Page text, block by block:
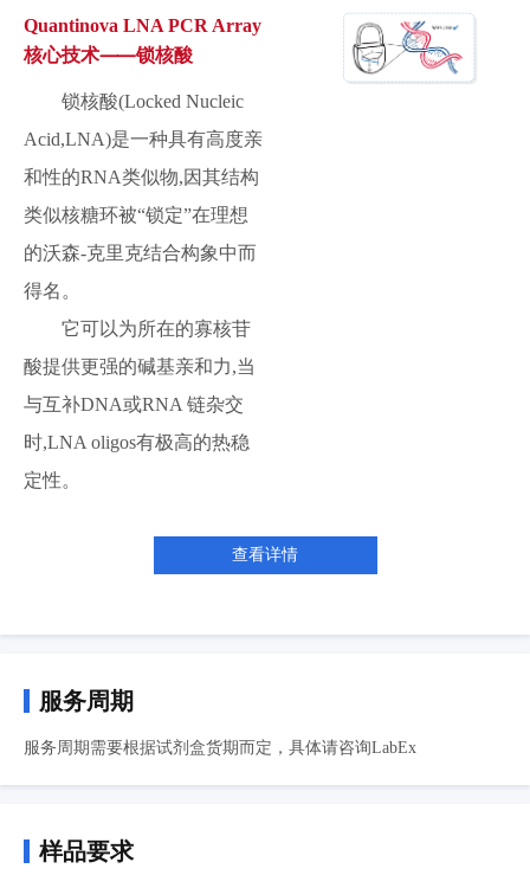
Quantinova LNA PCR Array
核心技术⸺锁核酸
锁核酸(Locked Nucleic
Acid,LNA)是一种具有高度亲
和性的RNA类似物,因其结构
类似核糖环被“锁定”在理想
的沃森-克里克结合构象中而
得名。
它可以为所在的寡核苷
酸提供更强的碱基亲和力,当
与互补DNA或RNA 链杂交
时,LNA oligos有极高的热稳
定性。
查看详情
服务周期
服务周期需要根据试剂盒货期而定，具体请咨询LabEx
样品要求